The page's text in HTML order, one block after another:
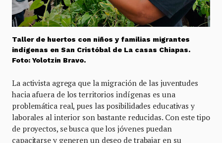
Taller de huertos con niños y familias migrantes
indígenas en San Cristóbal de La casas Chiapas.
Foto: Yolotzin Bravo.
La activista agrega que la migración de las juventudes
hacia afuera de los territorios indígenas es una
problemática real, pues las posibilidades educativas y
laborales al interior son bastante reducidas. Con este tipo
de proyectos, se busca que los jóvenes puedan
capacitarse y generen un deseo de trabajar en su